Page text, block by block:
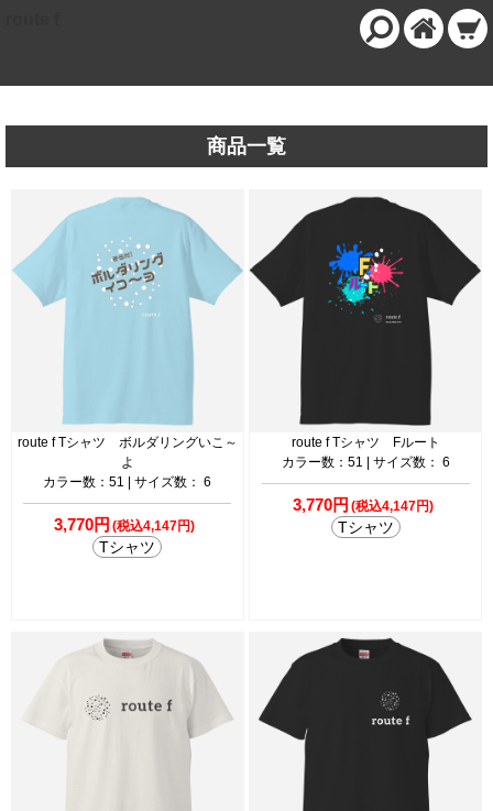
商品一覧
route f Tシャツ ボルダリングいこ～
よ
カラー数：51 | サイズ数： 6
3,770円 (税込4,147円)
Tシャツ
route f Tシャツ Fルート
カラー数：51 | サイズ数： 6
3,770円 (税込4,147円)
Tシャツ